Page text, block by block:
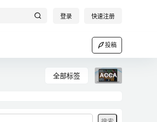
登录 快速注册
投稿
全部标签 ACCA